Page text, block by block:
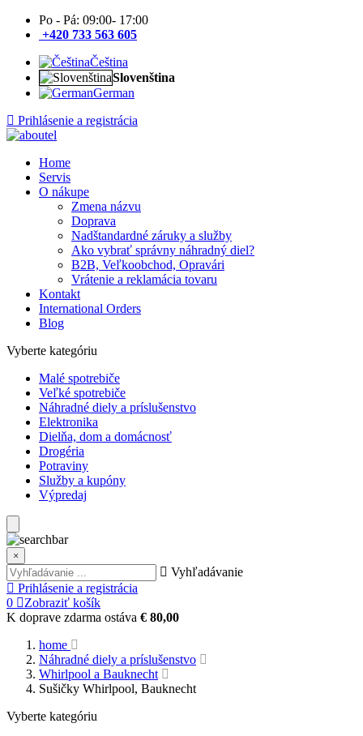
Po - Pá: 09:00- 17:00
+420 733 563 605
Čeština
Slovenština
German
Prihlásenie a registrácia
Home
Servis
O nákupe
Zmena názvu
Doprava
Nadštandardné záruky a služby
Ako vybrať správny náhradný diel?
B2B, Veľkoobchod, Opravári
Vrátenie a reklamácia tovaru
Kontakt
International Orders
Blog
Vyberte kategóriu
Malé spotrebiče
Veľké spotrebiče
Náhradné diely a príslušenstvo
Elektronika
Dielňa, dom a domácnosť
Drogéria
Potraviny
Služby a kupóny
Výpredaj
×
Vyhľadávanie
Prihlásenie a registrácia
0
Zobraziť košík
K doprave zdarma ostáva € 80,00
home
Náhradné diely a príslušenstvo
Whirlpool a Bauknecht
Sušičky Whirlpool, Bauknecht
Vyberte kategóriu